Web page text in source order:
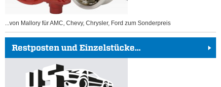
...von Mallory für AMC, Chevy, Chrysler, Ford zum Sonderpreis
Restposten und Einzelstücke...